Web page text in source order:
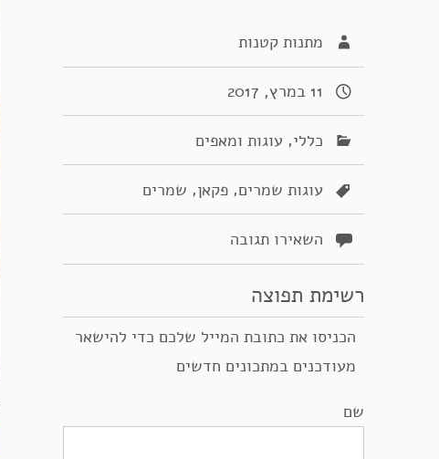
מתנות קטנות
11 במרץ, 2017
כללי, עוגות ומאפים
עוגות שמרים, פקאן, שמרים
השאירו תגובה
רשימת תפוצה
הכניסו את כתובת המייל שלכם כדי להישאר
מעודכנים במתכונים חדשים
שם